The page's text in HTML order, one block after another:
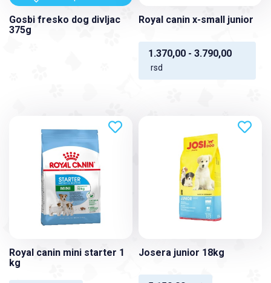
Gosbi fresko dog divljac
375g
Royal canin x-small junior
1.370,00 - 3.790,00
rsd
Royal canin mini starter 1
kg
Josera junior 18kg